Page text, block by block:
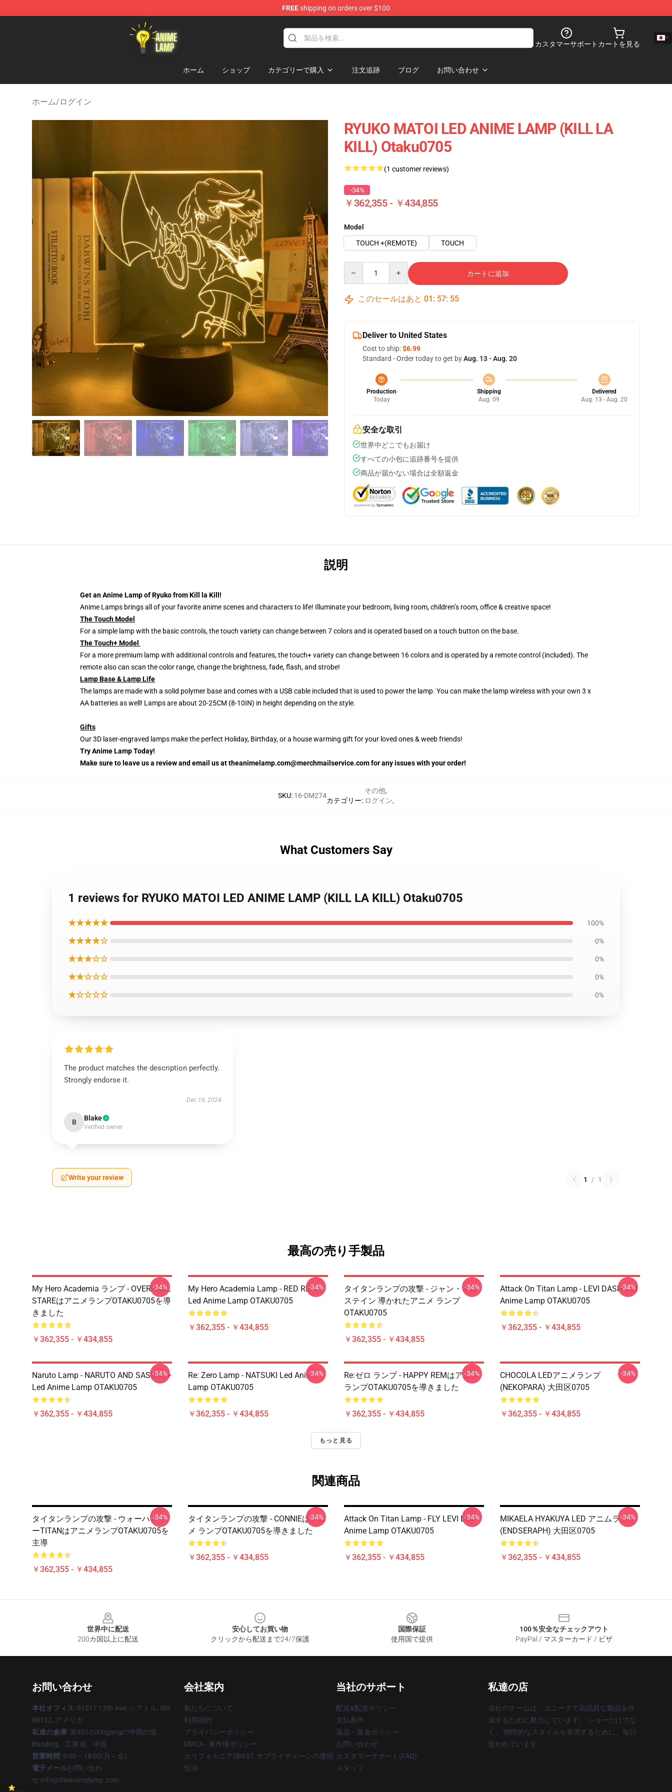
FREEshipping on orders over $100
Anime Lamp Shop - The Best Store of Anime Lamp
カスタマーサポート カートを見る
ホーム ショップ カテゴリーで購入 注文追跡 ブログ お問い合わせ
ホーム/ ログイン
RYUKO MATOI LED ANIME LAMP (KILL LA
KILL) Otaku0705
(1 customer reviews)
-34%
￥362,355 - ￥434,855
Model
TOUCH +(REMOTE)
TOUCH
カートに追加
このセールはあと 01 : 57: 54
Deliver to United States
Cost to ship:$6.99
Standard - Order today to get byAug. 13 - Aug. 20
Production
Today
Shipping
Aug. 09
Delivered
Aug. 13 - Aug. 20
安全な取引
世界中どこでもお届け
すべての小包に追跡番号を提供
商品が届かない場合は全額返金
説明
Get an Anime Lamp of Ryuko from Kill la Kill!
Anime Lamps brings all of your favorite anime scenes and characters to life! Illuminate your bedroom, living room, children’s room, office & creative space!
The Touch Model
For a simple lamp with the basic controls, the touch variety can change between 7 colors and is operated based on a touch button on the base.
The Touch+ Model
For a more premium lamp with additional controls and features, the touch+ variety can change between 16 colors and is operated by a remote control (included). The
remote also can scan the color range, change the brightness, fade, flash, and strobe!
Lamp Base & Lamp Life
The lamps are made with a solid polymer base and comes with a USB cable included that is used to power the lamp. You can make the lamp wireless with your own 3 x
AA batteries as well! Lamps are about 20-25CM (8-10IN) in height depending on the style.
Gifts
Our 3D laser-engraved lamps make the perfect Holiday, Birthday, or a house warming gift for your loved ones & weeb friends!
Try Anime Lamp Today!
Make sure to leave us a review and email us at theanimelamp.com@merchmailservice.com for any issues with your order!
SKU: 16-DM274
カテゴリー:
その他,
ログイン,
What Customers Say
1 reviews for RYUKO MATOI LED ANIME LAMP (KILL LA KILL) Otaku0705
★★★★★ 100%
★★★★☆ 0%
★★★☆☆ 0%
★★☆☆☆ 0%
★☆☆☆☆ 0%
The product matches the description perfectly.
Strongly endorse it.
Dec 16, 2024
B Blake
Verified owner
Write your review 1 / 1
最高の売り手製品
My Hero Academia ランプ - OVERHAUL
STAREはアニメランプOTAKU0705を導
きました
￥362,355 - ￥434,855
-34%
My Hero Academia Lamp - RED RIOT
Led Anime Lamp OTAKU0705
￥362,355 - ￥434,855
-34%
タイタンランプの攻撃 - ジャン・キル
ステイン 導かれたアニメ ランプ
OTAKU0705
￥362,355 - ￥434,855
-34%
Attack On Titan Lamp - LEVI DASH Led
Anime Lamp OTAKU0705
￥362,355 - ￥434,855
-34%
Naruto Lamp - NARUTO AND SASUKE +
Led Anime Lamp OTAKU0705
￥362,355 - ￥434,855
-34%
Re: Zero Lamp - NATSUKI Led Anime
Lamp OTAKU0705
￥362,355 - ￥434,855
-34%
Re:ゼロ ランプ - HAPPY REMはアニメ
ランプOTAKU0705を導きました
￥362,355 - ￥434,855
-34%
CHOCOLA LEDアニメランプ
(NEKOPARA) 大田区0705
￥362,355 - ￥434,855
-34%
もっと見る
関連商品
タイタンランプの攻撃 - ウォーハンマ
ーTITANはアニメランプOTAKU0705を
主導
￥362,355 - ￥434,855
-34%
タイタンランプの攻撃 - CONNIEはアニ
メ ランプOTAKU0705を導きました
￥362,355 - ￥434,855
-34%
Attack On Titan Lamp - FLY LEVI Led
Anime Lamp OTAKU0705
￥362,355 - ￥434,855
-34%
MIKAELA HYAKUYA LED アニムランプ
(ENDSERAPH) 大田区0705
￥362,355 - ￥434,855
-34%
世界中に配送
200カ国以上に配送
安心してお買い物
クリックから配送まで24/7保護
国際保証
使用国で提供
100％安全なチェックアウト
PayPal / マスターカード / ビザ
お問い合わせ
本社オフィス: 61517 12th Ave, シアトル, WA
98122, アメリカ
私達の倉庫: 第451のXingangの中間の道、
Baoding、広東省、中国
営業時間: 9:00～18:00(月～金)
電子メールお問い合わ
せ:info@theanimelamp.com
会社案内
私たちについて
利用規約
プライバシーポリシー
DMCA - 著作権ポリシー
カリフォルニアSB657: サプライチェーンの透明
性法
当社のサポート
配送&配送ポリシー
支払条件
返品・返金ポリシー
お問い合わせ
カスタマーサポート(FAQ)
スタッフ
私達の店
当社のチームは、ユニークで高品質な製品を作
成するために努力しています。 ショーだけでな
く、 個性的なスタイルを表現するために、毎日
使われています。